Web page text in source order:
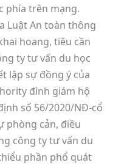
phía trên mạng.
Luật An toàn thông
hoang, tiêu cần
ty tư vấn du học
lập sự đồng ý của
đình giám hộ
số 56/2020/NĐ-cổ
phòng cản, điều
công ty tư vấn du
phần phổ quát